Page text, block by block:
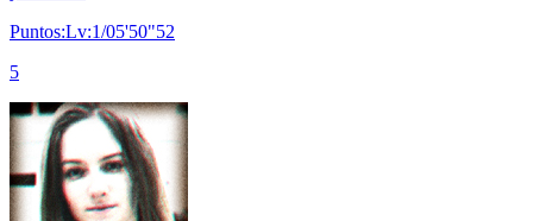
Puntos:Lv:1/05'50"52
5